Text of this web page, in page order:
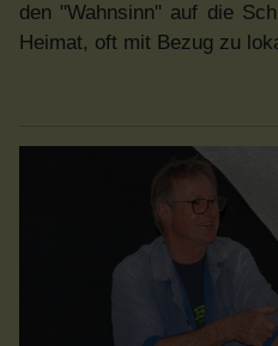
den "Wahnsinn" auf die
Heimat, oft mit Bezug zu